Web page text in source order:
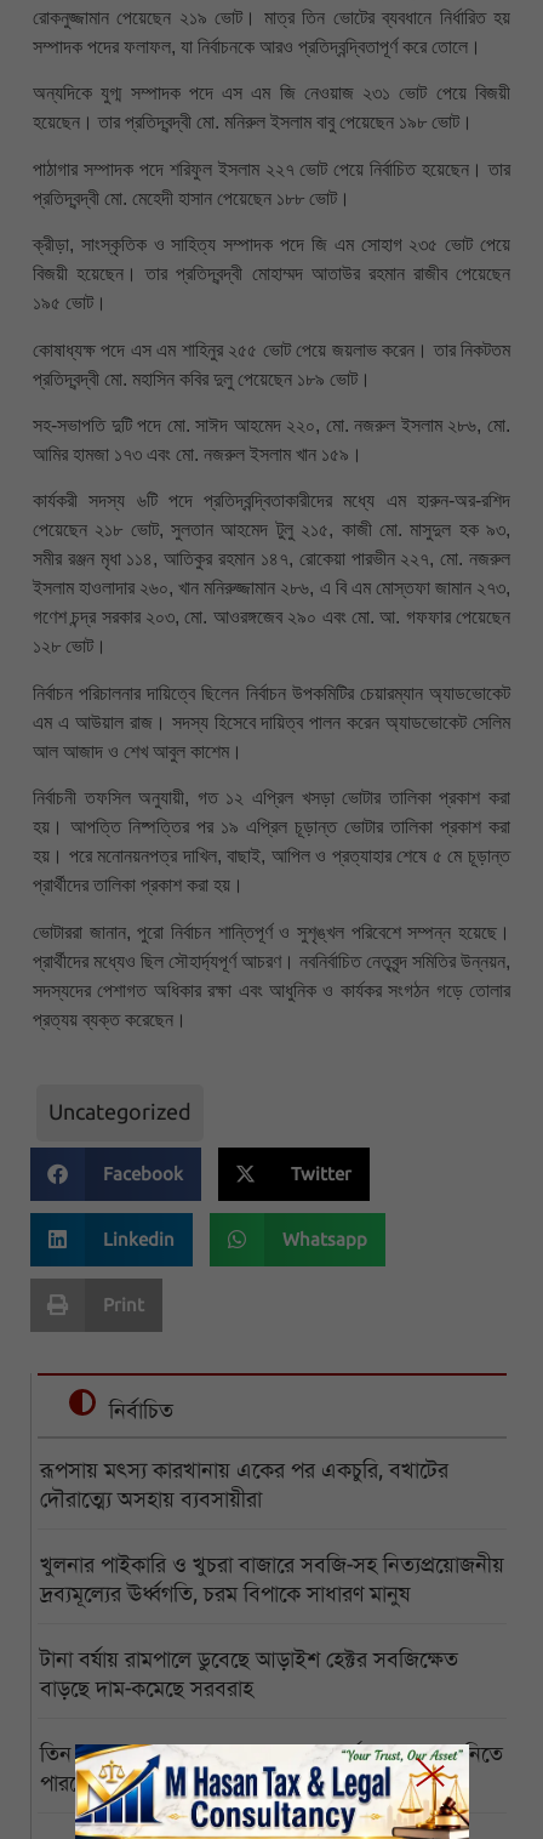
রোকনুজ্জামান পেয়েছেন ২১৯ ভোট। মাত্র তিন ভোটের ব্যবধানে নির্ধারিত হয়
সম্পাদক পদের ফলাফল, যা নির্বাচনকে আরও প্রতিদ্বন্দ্বিতাপূর্ণ করে তোলে।
অন্যদিকে যুগ্ম সম্পাদক পদে এস এম জি নেওয়াজ ২৩১ ভোট পেয়ে বিজয়ী
হয়েছেন। তার প্রতিদ্বন্দ্বী মো. মনিরুল ইসলাম বাবু পেয়েছেন ১৯৮ ভোট।
পাঠাগার সম্পাদক পদে শরিফুল ইসলাম ২২৭ ভোট পেয়ে নির্বাচিত হয়েছেন। তার
প্রতিদ্বন্দ্বী মো. মেহেদী হাসান পেয়েছেন ১৮৮ ভোট।
ক্রীড়া, সাংস্কৃতিক ও সাহিত্য সম্পাদক পদে জি এম সোহাগ ২৩৫ ভোট পেয়ে
বিজয়ী হয়েছেন। তার প্রতিদ্বন্দ্বী মোহাম্মদ আতাউর রহমান রাজীব পেয়েছেন
১৯৫ ভোট।
কোষাধ্যক্ষ পদে এস এম শাহিনুর ২৫৫ ভোট পেয়ে জয়লাভ করেন। তার নিকটতম
প্রতিদ্বন্দ্বী মো. মহাসিন কবির দুলু পেয়েছেন ১৮৯ ভোট।
সহ-সভাপতি দুটি পদে মো. সাঈদ আহমেদ ২২০, মো. নজরুল ইসলাম ২৮৬, মো.
আমির হামজা ১৭৩ এবং মো. নজরুল ইসলাম খান ১৫৯।
কার্যকরী সদস্য ৬টি পদে প্রতিদ্বন্দ্বিতাকারীদের মধ্যে এম হারুন-অর-রশিদ
পেয়েছেন ২১৮ ভোট, সুলতান আহমেদ টুলু ২১৫, কাজী মো. মাসুদুল হক ৯৩,
সমীর রঞ্জন মৃধা ১১৪, আতিকুর রহমান ১৪৭, রোকেয়া পারভীন ২২৭, মো. নজরুল
ইসলাম হাওলাদার ২৬০, খান মনিরুজ্জামান ২৮৬, এ বি এম মোস্তফা জামান ২৭৩,
গণেশ চন্দ্র সরকার ২০৩, মো. আওরঙ্গজেব ২৯০ এবং মো. আ. গফফার পেয়েছেন
১২৮ ভোট।
নির্বাচন পরিচালনার দায়িত্বে ছিলেন নির্বাচন উপকমিটির চেয়ারম্যান অ্যাডভোকেট
এম এ আউয়াল রাজ। সদস্য হিসেবে দায়িত্ব পালন করেন অ্যাডভোকেট সেলিম
আল আজাদ ও শেখ আবুল কাশেম।
নির্বাচনী তফসিল অনুযায়ী, গত ১২ এপ্রিল খসড়া ভোটার তালিকা প্রকাশ করা
হয়। আপত্তি নিষ্পত্তির পর ১৯ এপ্রিল চূড়ান্ত ভোটার তালিকা প্রকাশ করা
হয়। পরে মনোনয়নপত্র দাখিল, বাছাই, আপিল ও প্রত্যাহার শেষে ৫ মে চূড়ান্ত
প্রার্থীদের তালিকা প্রকাশ করা হয়।
ভোটাররা জানান, পুরো নির্বাচন শান্তিপূর্ণ ও সুশৃঙ্খল পরিবেশে সম্পন্ন হয়েছে।
প্রার্থীদের মধ্যেও ছিল সৌহার্দ্যপূর্ণ আচরণ। নবনির্বাচিত নেতৃবৃন্দ সমিতির উন্নয়ন,
সদস্যদের পেশাগত অধিকার রক্ষা এবং আধুনিক ও কার্যকর সংগঠন গড়ে তোলার
প্রত্যয় ব্যক্ত করেছেন।
Uncategorized
Facebook Twitter
Linkedin Whatsapp
Print
নির্বাচিত
রূপসায় মৎস্য কারখানায় একের পর একচুরি, বখাটের
দৌরাত্ম্যে অসহায় ব্যবসায়ীরা
খুলনার পাইকারি ও খুচরা বাজারে সবজি-সহ নিত্যপ্রয়োজনীয়
দ্রব্যমূল্যের ঊর্ধ্বগতি, চরম বিপাকে সাধারণ মানুষ
টানা বর্ষায় রামপালে ডুবেছে আড়াইশ হেক্টর সবজিক্ষেত
বাড়ছে দাম-কমেছে সরবরাহ
তিন মাস পেরোল জোড়ালাগা যমজের, অর্থাভাবে ঢাকায় নিতে
পারছেন না অসহায় বাবা